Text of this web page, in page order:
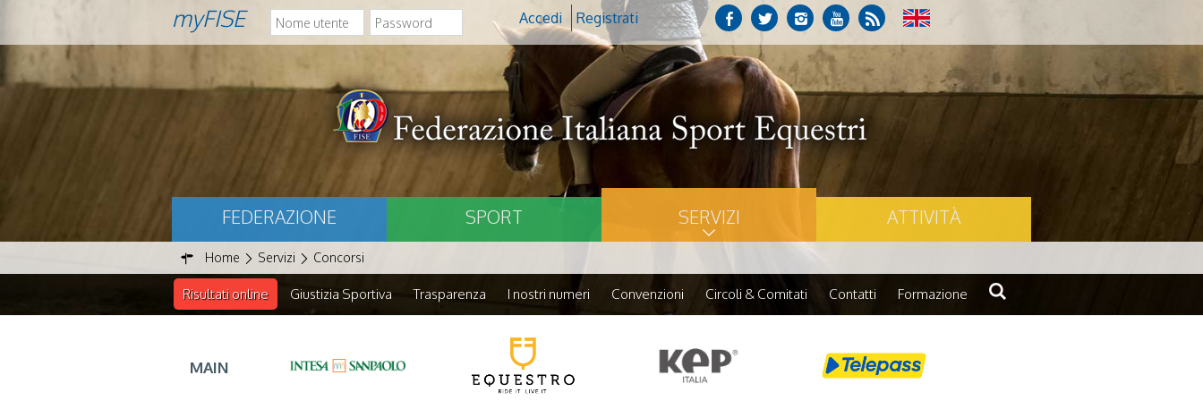
myFISE Accedi Registrati
FEDERAZIONE SPORT SERVIZI ATTIVITÀ
Home Servizi Concorsi
Risultati online Giustizia Sportiva Trasparenza I nostri numeri Convenzioni Circoli & Comitati Contatti Formazione
MAIN